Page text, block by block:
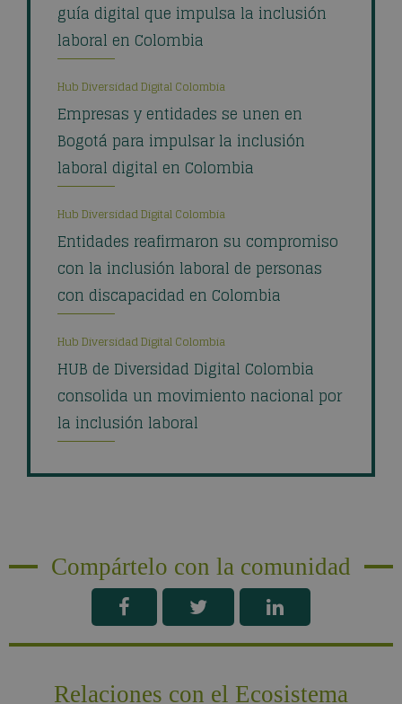
guía digital que impulsa la inclusión
laboral en Colombia
Hub Diversidad Digital Colombia
Empresas y entidades se unen en
Bogotá para impulsar la inclusión
laboral digital en Colombia
Hub Diversidad Digital Colombia
Entidades reafirmaron su compromiso
con la inclusión laboral de personas
con discapacidad en Colombia
Hub Diversidad Digital Colombia
HUB de Diversidad Digital Colombia
consolida un movimiento nacional por
la inclusión laboral
Compártelo con la comunidad
Relaciones con el Ecosistema